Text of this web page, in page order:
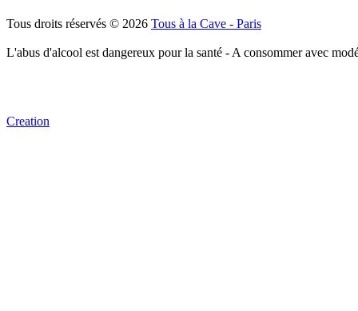
Tous droits réservés © 2026 Tous à la Cave - Paris
L'abus d'alcool est dangereux pour la santé - A consommer avec
Creation